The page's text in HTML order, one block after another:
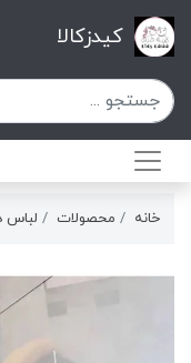
کیدزکالا
خانه محصولات لباس